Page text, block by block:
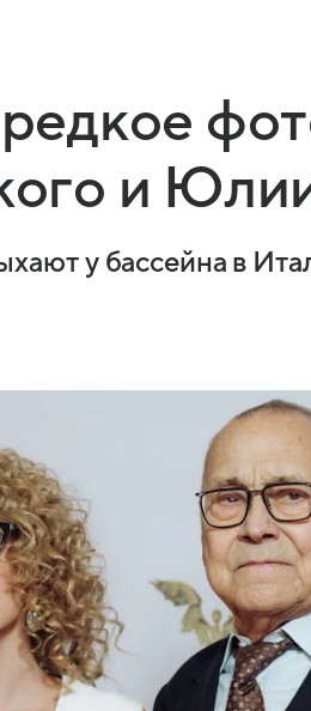
и
у бассейна в